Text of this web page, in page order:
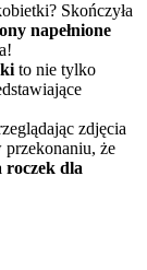
Skończyła
napełnione
to nie tylko
zdjęcia
że
roczek dla